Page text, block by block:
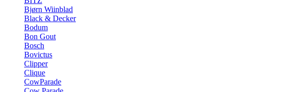
Bjørn Wiinblad
Black & Decker
Bodum
Bon Gout
Bosch
Bovictus
Clipper
Clique
CowParade